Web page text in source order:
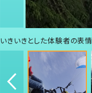
いきいきとした体験者の表情